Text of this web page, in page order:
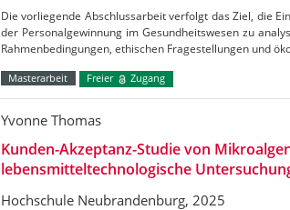
Die vorliegende Abschlussarbeit verfolgt das Ziel, die
der Personalgewinnung im Gesundheitswesen zu
Rahmenbedingungen, ethischen Fragestellungen und
Masterarbeit Freier Zugang
Yvonne Thomas
Kunden-Akzeptanz-Studie von
lebensmitteltechnologische
Hochschule Neubrandenburg, 2025